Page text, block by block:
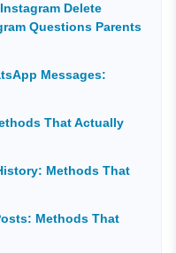
Delete
Questions Parents
Messages:
That Actually
Methods That
Methods That